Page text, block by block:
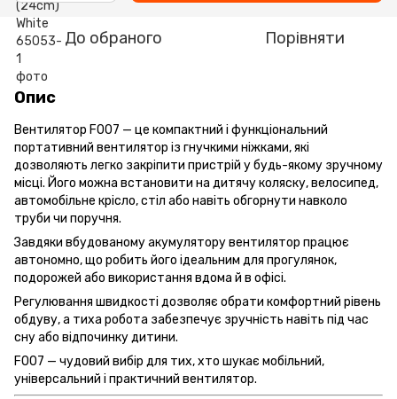
До обраного Порівняти
Опис
Вентилятор F007 — це компактний і функціональний
портативний вентилятор із гнучкими ніжками, які
дозволяють легко закріпити пристрій у будь-якому зручному
місці. Його можна встановити на дитячу коляску, велосипед,
автомобільне крісло, стіл або навіть обгорнути навколо
труби чи поручня.
Завдяки вбудованому акумулятору вентилятор працює
автономно, що робить його ідеальним для прогулянок,
подорожей або використання вдома й в офісі.
Регулювання швидкості дозволяє обрати комфортний рівень
обдуву, а тиха робота забезпечує зручність навіть під час
сну або відпочинку дитини.
F007 — чудовий вибір для тих, хто шукає мобільний,
універсальний і практичний вентилятор.